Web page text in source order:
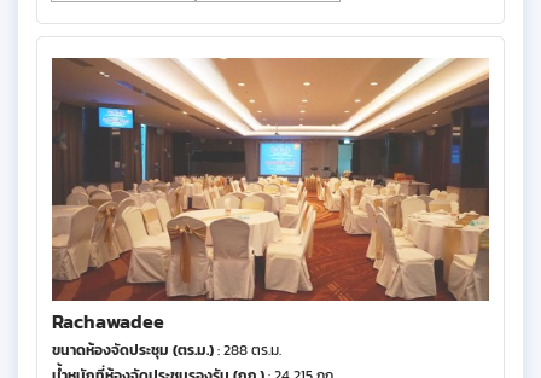
Rachawadee
ขนาดห้องจัดประชุม (ตร.ม.): 288 ตร.ม.